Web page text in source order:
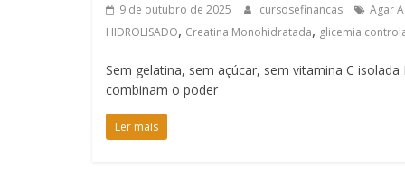
9 de outubro de 2025 cursosefinancas Agar
HIDROLISADO, Creatina Monohidratada, glicemia
Sem gelatina, sem açúcar, sem vitamina C
combinam o poder
Ler mais